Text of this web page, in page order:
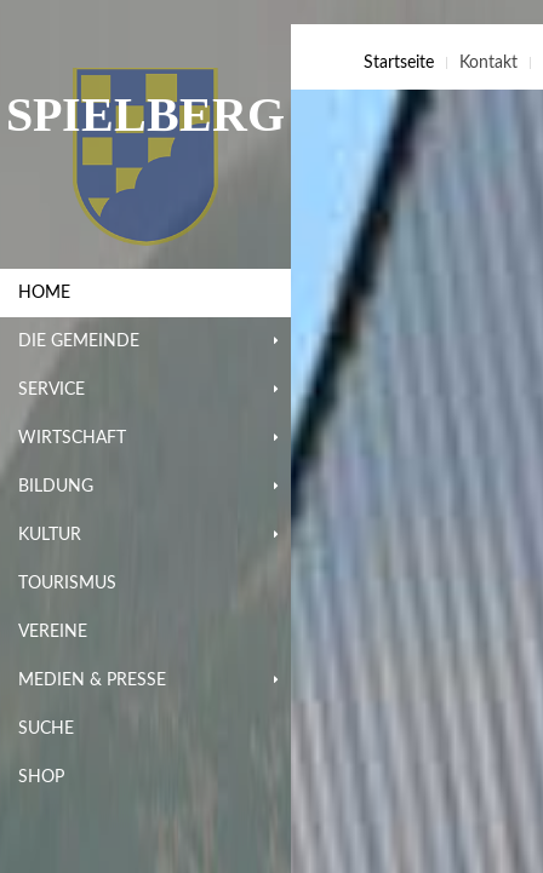
SPIELBERG
HOME
DIE GEMEINDE
SERVICE
WIRTSCHAFT
BILDUNG
KULTUR
TOURISMUS
VEREINE
MEDIEN & PRESSE
SUCHE
SHOP
Startseite Kontakt